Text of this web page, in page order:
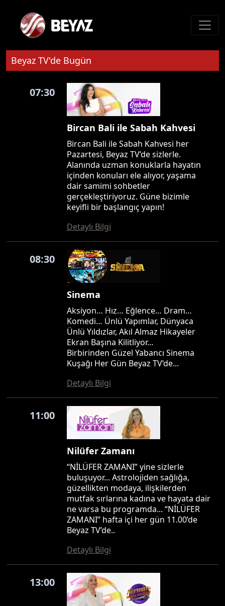
Beyaz TV'de Bugün
07:30
Bircan Bali ile Sabah Kahvesi
Bircan Bali ile Sabah Kahvesi her
Pazartesi, Beyaz TV’de sizlerle.
Alanında uzman konuklarla hayatın
içinden konuları ele alıyor, yaşama
dair samimi sohbetler
gerçekleştiriyoruz. Güne bizimle
keyifli bir başlangıç yapın!
Detaylı Bilgi
08:30
Sinema
Aksiyon… Hız… Eğlence… Dram…
Komedi… Ünlü Yapımlar, Dünyaca
Ünlü Yıldızlar, Akıl Almaz Hikayeler
Ekran Başına Kilitliyor…
Birbirinden Güzel Yabancı Sinema
Kuşağı Her Gün Beyaz TV’de...
Detaylı Bilgi
11:00
Nilüfer Zamanı
“NİLÜFER ZAMANI” yine sizlerle
buluşuyor... Astrolojiden sağlığa,
güzellikten modaya, ilişkilerden
mutfak sırlarına kadına ve hayata dair
ne varsa bu programda... “NİLÜFER
ZAMANI” hafta içi her gün 11.00’de
Beyaz TV’de..
Detaylı Bilgi
13:00